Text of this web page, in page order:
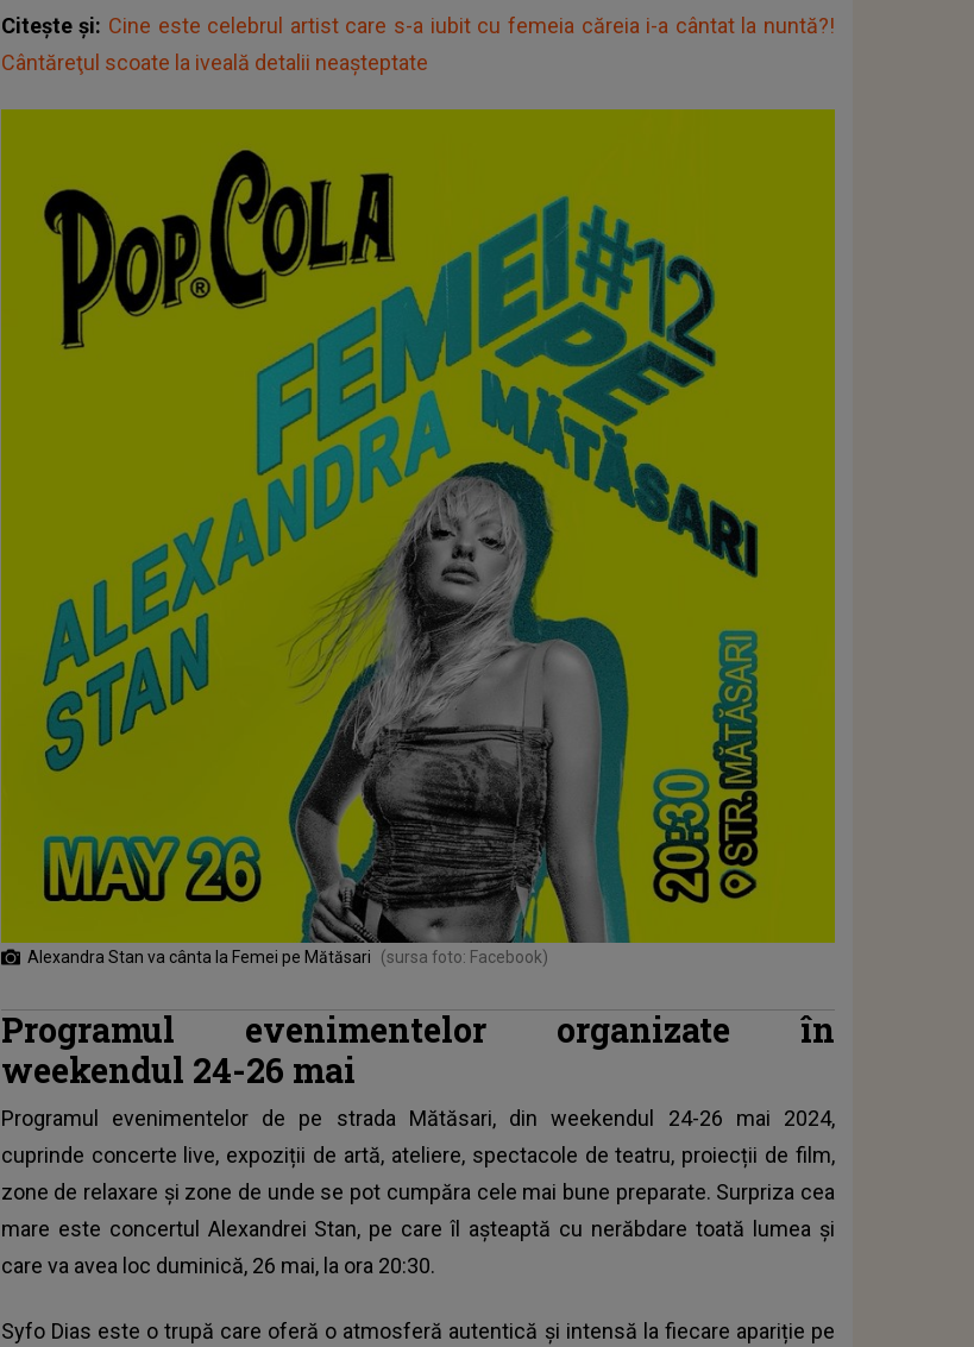
Citește și: Cine este celebrul artist care s-a iubit cu femeia căreia i-a cântat la nuntă?!
Cântăreţul scoate la iveală detalii neașteptate
Alexandra Stan va cânta la Femei pe Mătăsari (sursa foto: Facebook)
Programul evenimentelor organizate în
weekendul 24-26 mai
Programul evenimentelor de pe strada Mătăsari, din weekendul 24-26 mai 2024,
cuprinde concerte live, expoziții de artă, ateliere, spectacole de teatru, proiecții de film,
zone de relaxare și zone de unde se pot cumpăra cele mai bune preparate. Surpriza cea
mare este concertul Alexandrei Stan, pe care îl așteaptă cu nerăbdare toată lumea și
care va avea loc duminică, 26 mai, la ora 20:30.
Syfo Dias este o trupă care oferă o atmosferă autentică și intensă la fiecare apariție pe